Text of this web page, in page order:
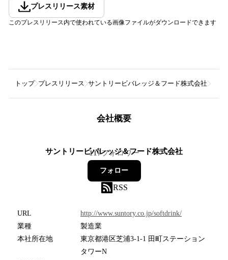
プレスリリース素材
このプレスリリース内で使われている画像ファイルがダウンロードできます
トップ プレスリリース サントリービバレッジ＆フード株式会社
会社概要
サントリービバレッジ＆フード株式会社
117フォロワー
フォロー
RSS
URL
http://www.suntory.co.jp/softdrink/
業種
製造業
本社所在地
東京都港区芝浦3-1-1 田町ステーション
タワーN